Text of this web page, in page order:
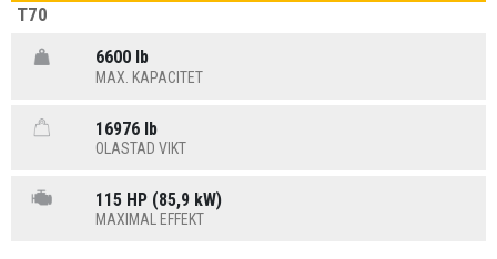
T70
6600 lb
MAX. KAPACITET
16976 lb
OLASTAD VIKT
115 HP (85,9 kW)
MAXIMAL EFFEKT